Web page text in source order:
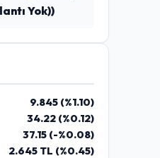
Yok))
9.845 (%1.10)
34.22 (%0.12)
37.15 (-%0.08)
2.645 TL (%0.45)